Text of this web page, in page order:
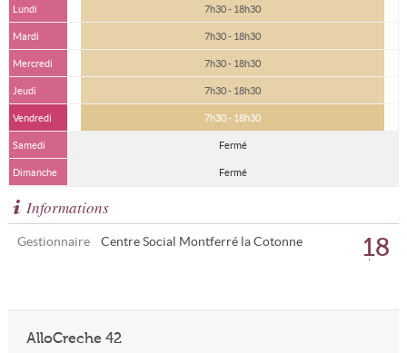
Lundi 7h30 - 18h30
Mardi 7h30 - 18h30
Mercredi 7h30 - 18h30
Jeudi 7h30 - 18h30
Vendredi 7h30 - 18h30
Samedi Fermé
Dimanche Fermé
Informations
Gestionnaire Centre Social Montferré la Cotonne
places
18
AlloCreche 42